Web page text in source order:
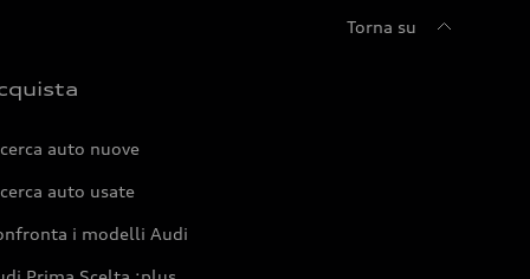
Torna su
auto nuove
auto usate
i modelli Audi